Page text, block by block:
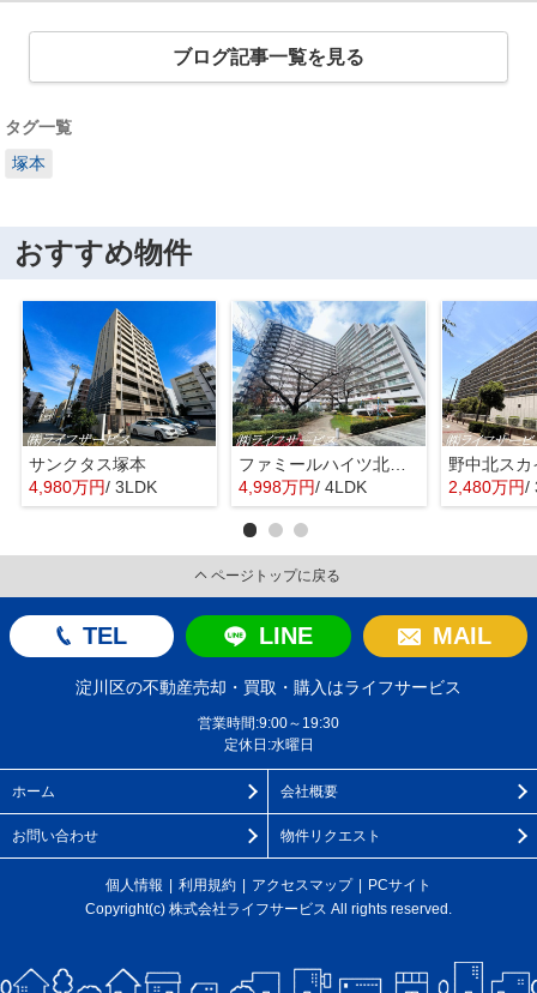
ブログ記事一覧を見る
タグ一覧
塚本
おすすめ物件
サンクタス塚本
4,980万円/ 3LDK
ファミールハイツ北大阪４号棟
4,998万円/ 4LDK
野中北スカ
2,480万円/
ページトップに戻る
TEL LINE MAIL
淀川区の不動産売却・買取・購入はライフサービス
営業時間:9:00～19:30
定休日:水曜日
ホーム 会社概要
お問い合わせ 物件リクエスト
個人情報 利用規約 アクセスマップ
PCサイト
Copyright(c) 株式会社ライフサービス All rights reserved.